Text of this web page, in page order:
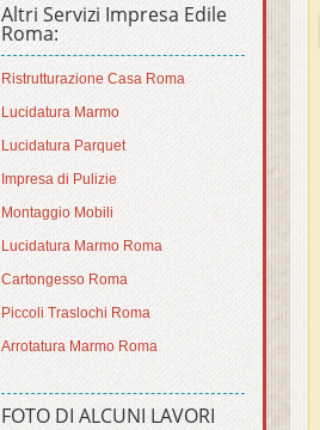
Altri Servizi Impresa Edile
Roma:
Ristrutturazione Casa Roma
Lucidatura Marmo
Lucidatura Parquet
Impresa di Pulizie
Montaggio Mobili
Lucidatura Marmo Roma
Cartongesso Roma
Piccoli Traslochi Roma
Arrotatura Marmo Roma
FOTO DI ALCUNI LAVORI